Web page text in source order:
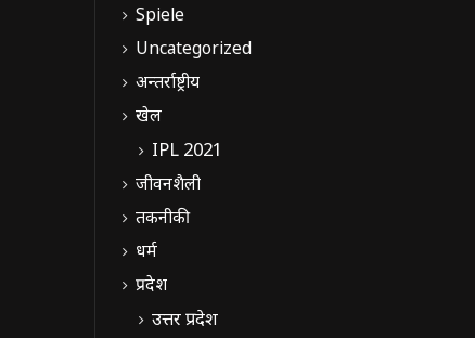
Spiele
Uncategorized
अन्तर्राष्ट्रीय
खेल
IPL 2021
जीवनशैली
तकनीकी
धर्म
प्रदेश
उत्तर प्रदेश